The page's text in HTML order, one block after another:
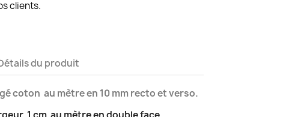
clients.
du produit
coton au mètre en 10 mm recto et verso.